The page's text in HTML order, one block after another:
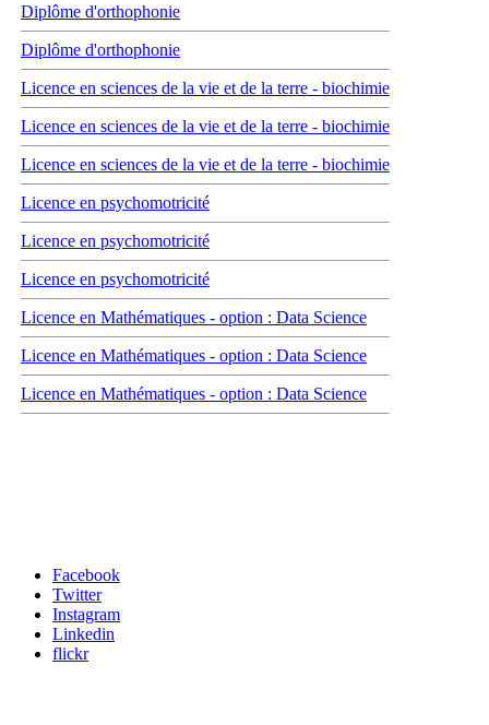
Diplôme d'orthophonie
Diplôme d'orthophonie
Licence en sciences de la vie et de la terre - biochimie
Licence en sciences de la vie et de la terre - biochimie
Licence en sciences de la vie et de la terre - biochimie
Licence en psychomotricité
Licence en psychomotricité
Licence en psychomotricité
Licence en Mathématiques - option : Data Science
Licence en Mathématiques - option : Data Science
Licence en Mathématiques - option : Data Science
Facebook
Twitter
Instagram
Linkedin
flickr